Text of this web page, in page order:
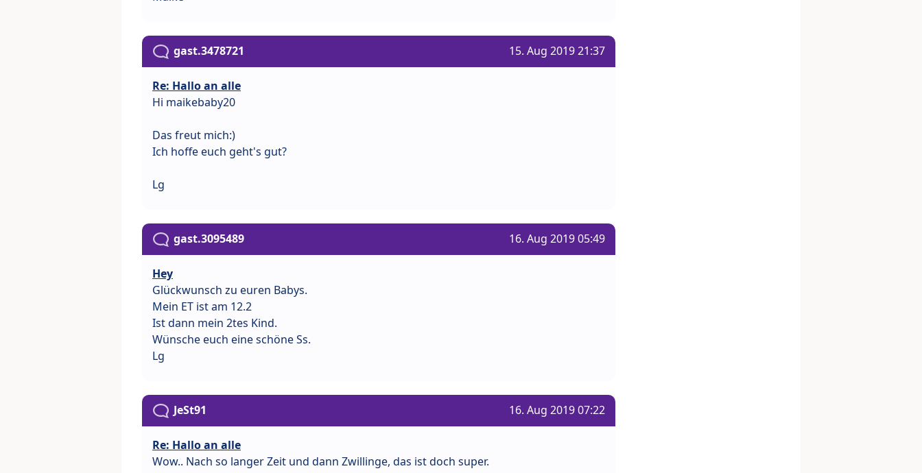
gast.3478721 15. Aug 2019 21:37
Re: Hallo an alle
Hi maikebaby20
Das freut mich:)
Ich hoffe euch geht's gut?
Lg
gast.3095489 16. Aug 2019 05:49
Hey
Glückwunsch zu euren Babys.
Mein ET ist am 12.2
Ist dann mein 2tes Kind.
Wünsche euch eine schöne Ss.
Lg
JeSt91 16. Aug 2019 07:22
Re: Hallo an alle
Wow.. Nach so langer Zeit und dann Zwillinge, das ist doch super.